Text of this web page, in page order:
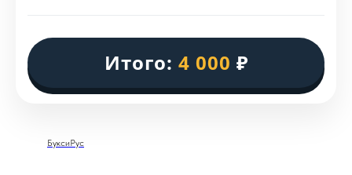
Итого: 4 000 ₽
БуксиРус